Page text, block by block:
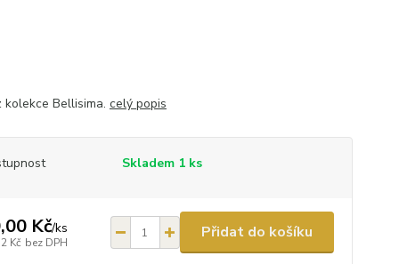
kolekce Bellisima. celý popis
Skladem 1 ks
Kč/ks
Kč bez DPH
Přidat do košíku